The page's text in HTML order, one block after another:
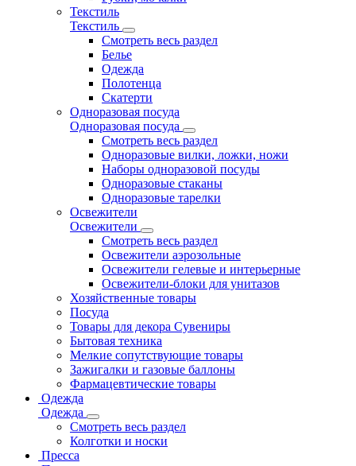
Текстиль
Текстиль
Смотреть весь раздел
Белье
Одежда
Полотенца
Скатерти
Одноразовая посуда
Одноразовая посуда
Смотреть весь раздел
Одноразовые вилки, ложки, ножи
Наборы одноразовой посуды
Одноразовые стаканы
Одноразовые тарелки
Освежители
Освежители
Смотреть весь раздел
Освежители аэрозольные
Освежители гелевые и интерьерные
Освежители-блоки для унитазов
Хозяйственные товары
Посуда
Товары для декора Сувениры
Бытовая техника
Мелкие сопутствующие товары
Зажигалки и газовые баллоны
Фармацевтические товары
Одежда
Одежда
Смотреть весь раздел
Колготки и носки
Пресса